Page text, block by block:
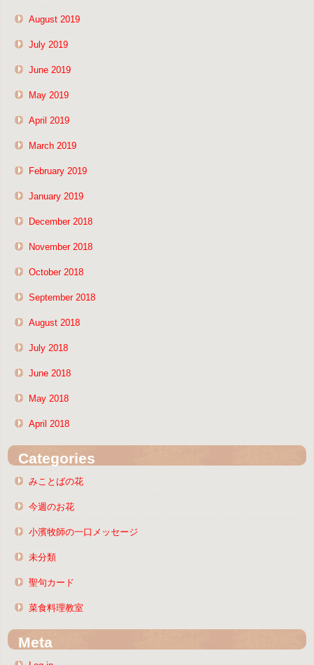
August 2019
July 2019
June 2019
May 2019
April 2019
March 2019
February 2019
January 2019
December 2018
November 2018
October 2018
September 2018
August 2018
July 2018
June 2018
May 2018
April 2018
Categories
みことばの花
今週のお花
小濱牧師の一口メッセージ
未分類
聖句カード
菜食料理教室
Meta